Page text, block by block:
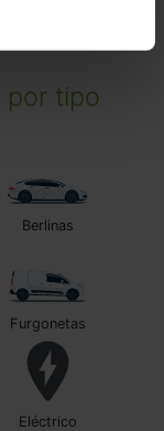
por tipo
Berlinas
Furgonetas
Eléctrico